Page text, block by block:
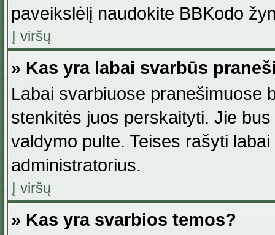
paveikslėlį naudokite BBKodo
Į viršų
» Kas yra labai svarbūs
Labai svarbiuose pranešimuose
stenkitės juos perskaityti. Jie
valdymo pulte. Teises rašyti
administratorius.
Į viršų
» Kas yra svarbios temos?